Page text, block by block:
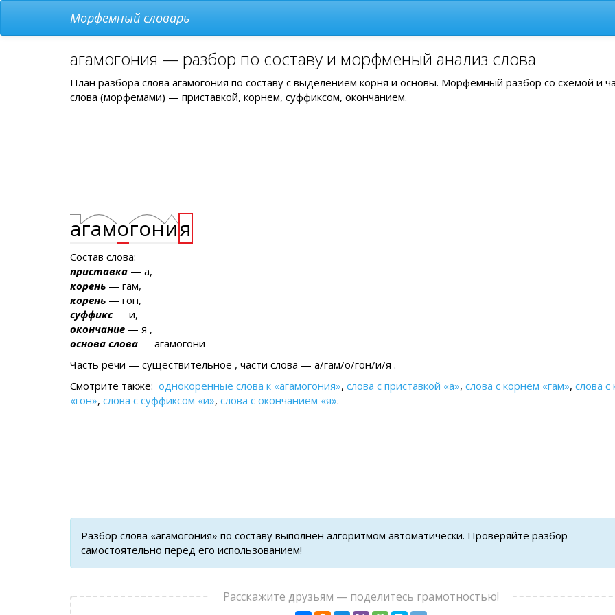
Морфемный словарь
агамогония — разбор по составу и морфменый анализ слова
План разбора слова агамогония по составу с выделением корня и основы. Морфемный разбор со схемой и
слова (морфемами) — приставкой, корнем, суффиксом, окончанием.
агамогония
Состав слова:
приставка — а,
корень — гам,
корень — гон,
суффикс— и,
окончание — я ,
основа слова — агамогони
Часть речи — существительное , части слова — а/гам/о/гон/и/я .
Смотрите также: однокоренные слова к «агамогония», слова с приставкой «а», слова с корнем «гам», слова с
«гон», слова с суффиксом «и», слова с окончанием «я».
Разбор слова «агамогония» по составу выполнен алгоритмом автоматически. Проверяйте разбор
самостоятельно перед его использованием!
Расскажите друзьям — поделитесь грамотностью!